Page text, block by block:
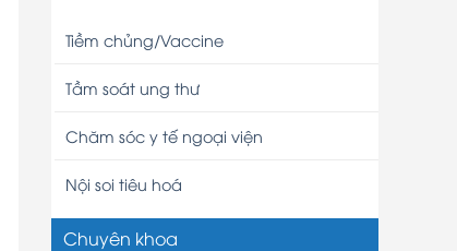
Tiềm chủng/Vaccine
Tầm soát ung thư
Chăm sóc y tế ngoại viện
Nội soi tiêu hoá
Chuyên khoa